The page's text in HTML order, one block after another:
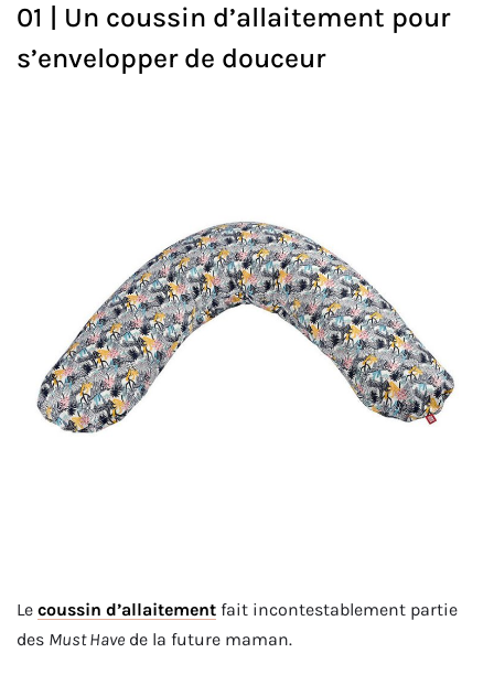
01 | Un coussin d’allaitement pour
s’envelopper de douceur
Le coussin d’allaitement fait incontestablement partie
des Must Have de la future maman.